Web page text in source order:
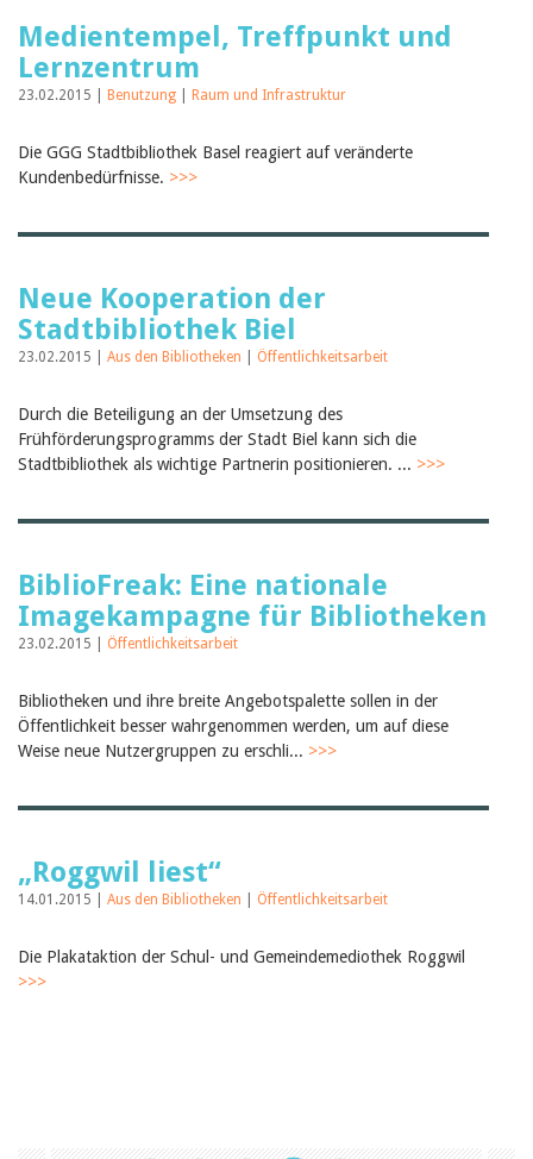
Medientempel, Treffpunkt und
Lernzentrum
23.02.2015 | Benutzung Raum und Infrastruktur
Die GGG Stadtbibliothek Basel reagiert auf veränderte
Kundenbedürfnisse. >>>
Neue Kooperation der
Stadtbibliothek Biel
23.02.2015 | Aus den Bibliotheken Öffentlichkeitsarbeit
Durch die Beteiligung an der Umsetzung des
Frühförderungsprogramms der Stadt Biel kann sich die
Stadtbibliothek als wichtige Partnerin positionieren. ... >>>
BiblioFreak: Eine nationale
Imagekampagne für Bibliotheken
23.02.2015 | Öffentlichkeitsarbeit
Bibliotheken und ihre breite Angebotspalette sollen in der
Öffentlichkeit besser wahrgenommen werden, um auf diese
Weise neue Nutzergruppen zu erschli... >>>
„Roggwil liest“
14.01.2015 | Aus den Bibliotheken Öffentlichkeitsarbeit
Die Plakataktion der Schul- und Gemeindemediothek Roggwil
>>>